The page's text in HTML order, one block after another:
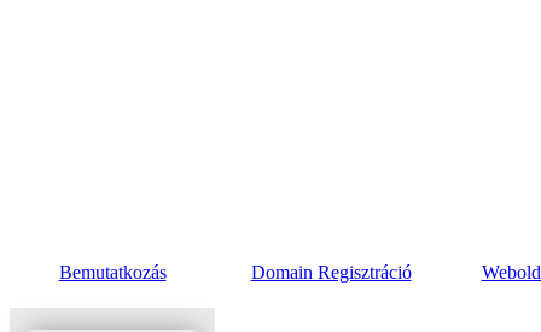
Bemutatkozás Domain Regisztráció